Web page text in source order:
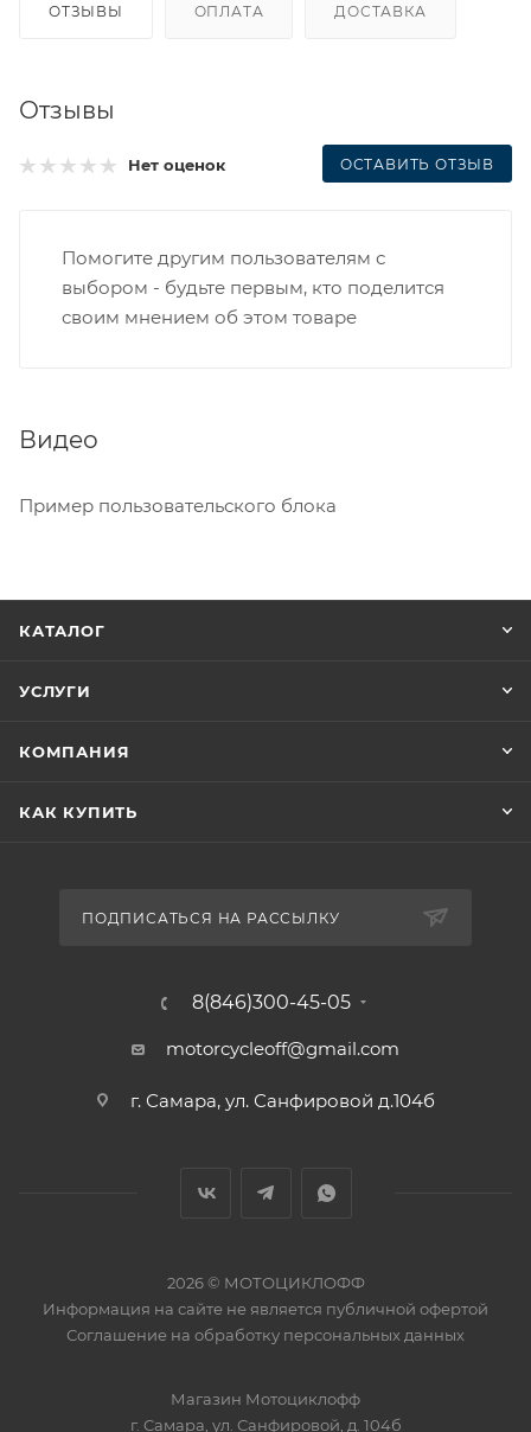
ОТЗЫВЫ ОПЛАТА ДОСТАВКА
Отзывы
Нет оценок ОСТАВИТЬ ОТЗЫВ
Помогите другим пользователям с
выбором - будьте первым, кто поделится
своим мнением об этом товаре
Видео
Пример пользовательского блока
КАТАЛОГ
УСЛУГИ
КОМПАНИЯ
КАК КУПИТЬ
ПОДПИСАТЬСЯ НА РАССЫЛКУ
8(846)300-45-05
motorcycleoff@gmail.com
г. Самара, ул. Санфировой д.104б
2026 © МОТОЦИКЛОФФ
Информация на сайте не является публичной офертой
Соглашение на обработку персональных данных
Магазин Мотоциклофф
г. Самара ул. Санфировой, д. 104б